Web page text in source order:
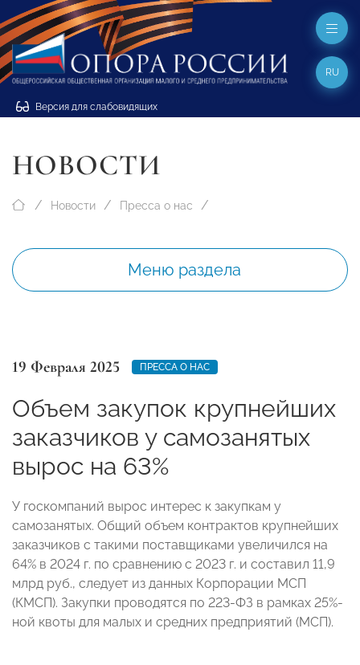
Версия для слабовидящих
RU
НОВОСТИ
Новости Пресса о нас
Меню раздела
19 Февраля 2025 ПРЕССА О НАС
Объем закупок крупнейших
заказчиков у самозанятых
вырос на 63%
У госкомпаний вырос интерес к закупкам у
самозанятых. Общий объем контрактов крупнейших
заказчиков с такими поставщиками увеличился на
64% в 2024 г. по сравнению с 2023 г. и составил 11,9
млрд руб., следует из данных Корпорации МСП
(КМСП). Закупки проводятся по 223-ФЗ в рамках 25%-
ной квоты для малых и средних предприятий (МСП).